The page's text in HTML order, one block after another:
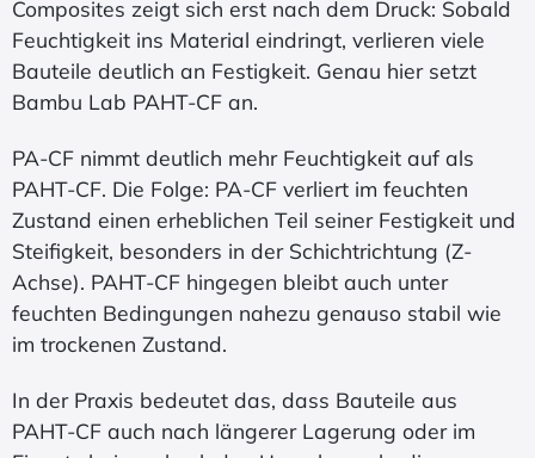
Composites zeigt sich erst nach dem Druck: Sobald
Feuchtigkeit ins Material eindringt, verlieren viele
Bauteile deutlich an Festigkeit. Genau hier setzt
Bambu Lab PAHT-CF an.
PA-CF nimmt deutlich mehr Feuchtigkeit auf als
PAHT-CF. Die Folge: PA-CF verliert im feuchten
Zustand einen erheblichen Teil seiner Festigkeit und
Steifigkeit, besonders in der Schichtrichtung (Z-
Achse). PAHT-CF hingegen bleibt auch unter
feuchten Bedingungen nahezu genauso stabil wie
im trockenen Zustand.
In der Praxis bedeutet das, dass Bauteile aus
PAHT-CF auch nach längerer Lagerung oder im